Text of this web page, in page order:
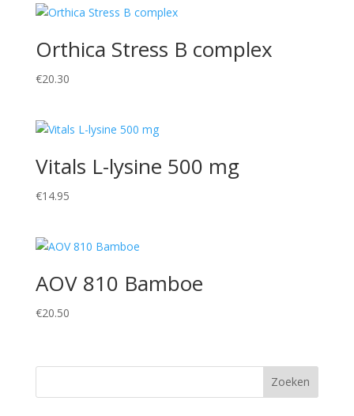
Orthica Stress B complex
€20.30
Vitals L-lysine 500 mg
€14.95
AOV 810 Bamboe
€20.50
Zoeken